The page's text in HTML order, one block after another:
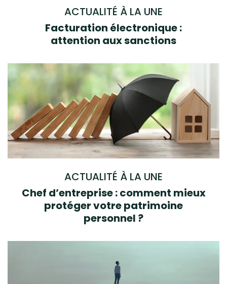
ACTUALITÉ À LA UNE
Facturation électronique :
attention aux sanctions
ACTUALITÉ À LA UNE
Chef d’entreprise : comment mieux
protéger votre patrimoine
personnel ?